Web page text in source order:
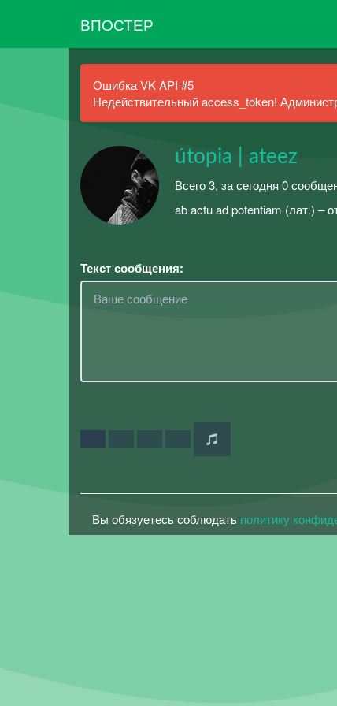
ВПОСТЕР
Ошибка VK API #5
Недействительный access_token!
útopia | ateez
Всего 3, за сегодня 0
ab actu ad potentiam (лат.) –
Текст сообщения:
Вы обязуетесь соблюдать политику